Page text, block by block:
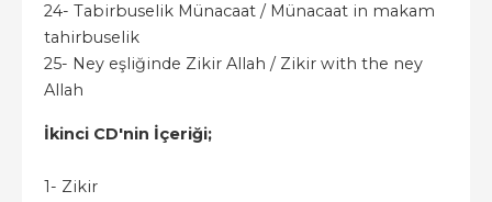
24- Tabirbuselik Münacaat / Münacaat in makam
tahirbuselik
25- Ney eşliğinde Zikir Allah / Zikir with the ney
Allah
İkinci CD'nin İçeriği;
1- Zikir